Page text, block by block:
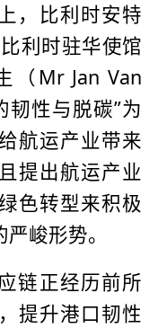
，比利时安特
利时驻华使馆
（Mr Jan Van
性与脱碳”为
航运产业带来
提出航运产业
色转型来积极
峻形势。
链正经历前所
提升港口韧性